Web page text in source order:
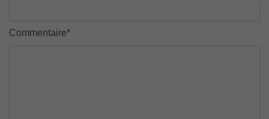
Commentaire*